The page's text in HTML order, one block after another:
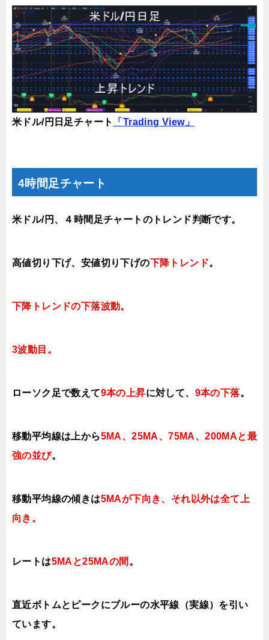
米ドル/円日足チャート 「Trading View」
4時間足チャート
米ドル/円、４時間足チャートのトレンド判断です。
高値切り下げ、安値切り下げの下降トレンド。
下降トレンドの下落波動。
3波動目。
ローソク足で数えて9本の上昇に対して、 9本の下落。
移動平均線は上から5MA、25MA、75MA、200MAと最
強の並び。
移動平均線の傾きは5MAが下向き、それ以外は全て上
向き 。
レートは5MAと25MAの間 。
直近ボトムとピークにブルーの水平線（実線）を引い
ています。